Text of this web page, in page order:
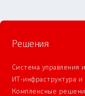
Решения
Система управления
ИТ-инфраструктура
Комплексные